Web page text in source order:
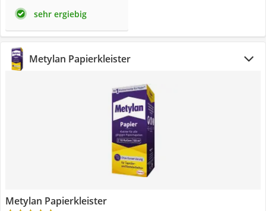
sehr ergiebig
Metylan Papierkleister
Metylan Papierkleister